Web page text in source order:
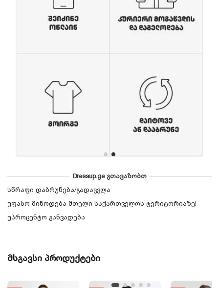
Dressup.ge გთავაზობთ
სწრაფი დაბრუნება/გადაცვლა
უფასო მიწოდება მთელი საქართველოს ტერიტორიაზე!
უპროცენტო განვადება
მსგავსი პროდუქტები